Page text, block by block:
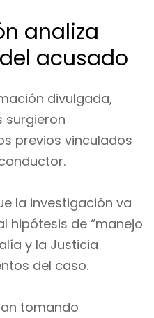
analiza
acusado
divulgada,
surgieron
previos vinculados
la investigación va
hipótesis de “manejo
y la Justicia
del caso.
tomando